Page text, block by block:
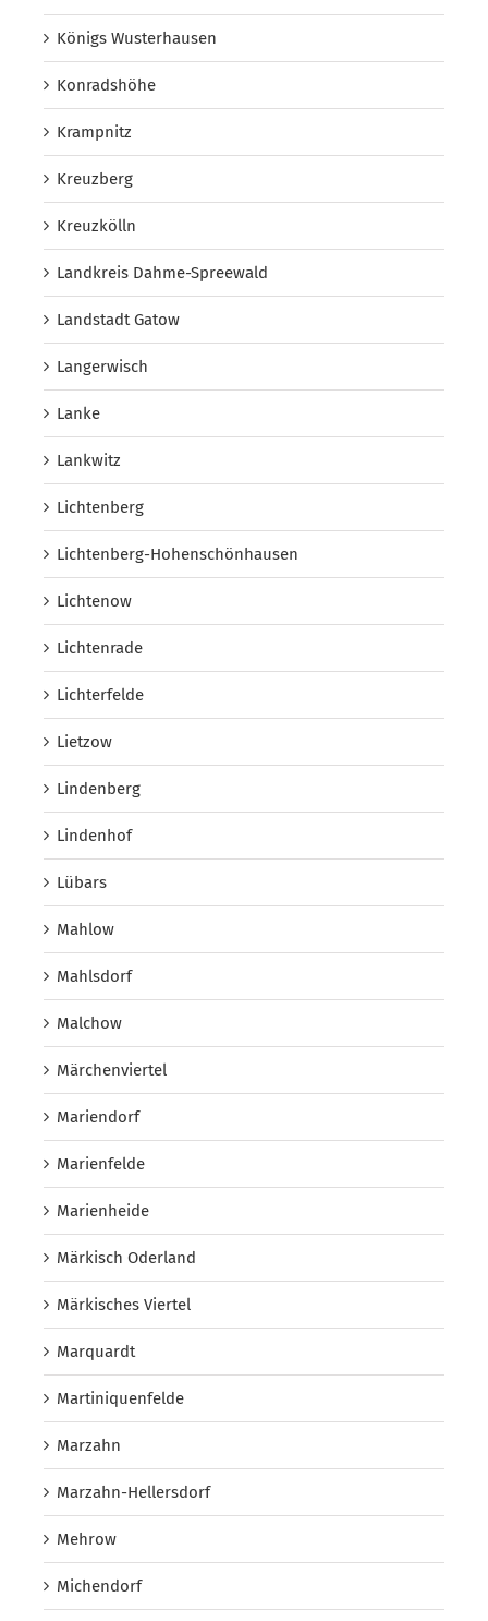
Königs Wusterhausen
Konradshöhe
Krampnitz
Kreuzberg
Kreuzkölln
Landkreis Dahme-Spreewald
Landstadt Gatow
Langerwisch
Lanke
Lankwitz
Lichtenberg
Lichtenberg-Hohenschönhausen
Lichtenow
Lichtenrade
Lichterfelde
Lietzow
Lindenberg
Lindenhof
Lübars
Mahlow
Mahlsdorf
Malchow
Märchenviertel
Mariendorf
Marienfelde
Marienheide
Märkisch Oderland
Märkisches Viertel
Marquardt
Martiniquenfelde
Marzahn
Marzahn-Hellersdorf
Mehrow
Michendorf